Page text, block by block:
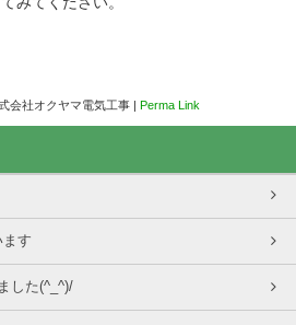
会社オクヤマ電気工事 | Perma Link
す
した(^_^)/